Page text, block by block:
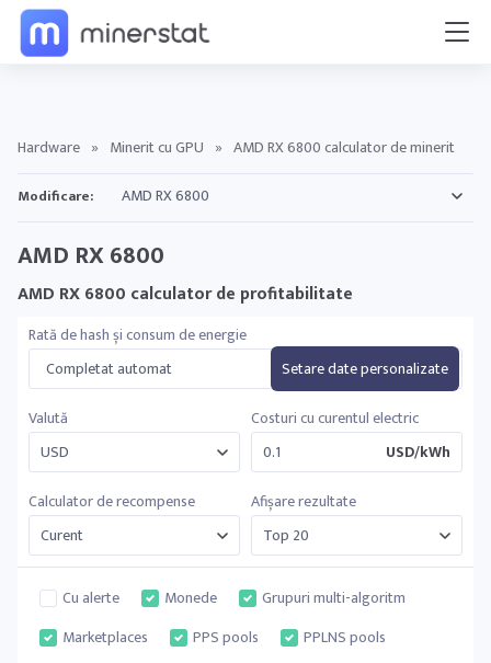
Hardware » Minerit cu GPU » AMD RX 6800 calculator de minerit
Modificare:
AMD RX 6800
AMD RX 6800 calculator de profitabilitate
Rată de hash și consum de energie
Completat automat
Setare date personalizate
Valută
Costuri cu curentul electric
USD/kWh
Calculator de recompense
Afișare rezultate
Cu alerte Monede
Grupuri multi-algoritm
Marketplaces
PPS pools PPLNS pools